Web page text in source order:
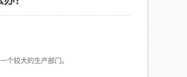
较大的生产部门。